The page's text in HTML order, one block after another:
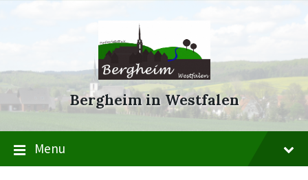
Skip
Skip
Skip
Bergheim in Westfalen
Menu